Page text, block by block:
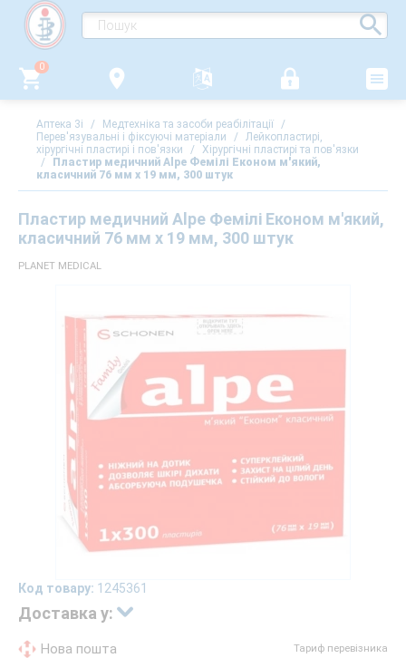
0
Аптека 3i / Медтехніка та засоби реабілітації /
Перев'язувальні і фіксуючі матеріали
/ Лейкопластирі,
хірургічні пластирі і пов'язки
/ Хірургічні пластирі та пов'язки
/
Пластир медичний Alpe Фемілі Економ м'який,
класичний 76 мм х 19 мм, 300 штук
Пластир медичний Alpe Фемілі Економ м'який,
класичний 76 мм х 19 мм, 300 штук
PLANET MEDICAL
Код товару: 1245361
Доставка у:
Нова пошта Тариф перевізника